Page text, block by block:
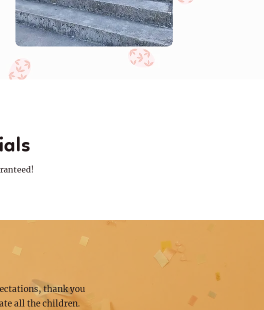
thank you
all the children.